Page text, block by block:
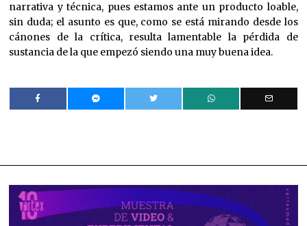
narrativa y técnica, pues estamos ante un producto loable,
sin duda; el asunto es que, como se está mirando desde los
cánones de la crítica, resulta lamentable la pérdida de
sustancia de la que empezó siendo una muy buena idea.